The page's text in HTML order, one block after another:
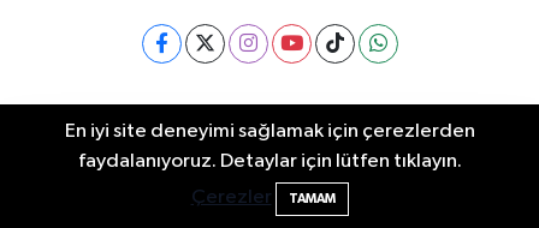
Bartin Namaz Vakitleri
Bartın Trafik Yoğunluk
Haritası
En iyi site deneyimi sağlamak için çerezlerden
faydalanıyoruz. Detaylar için lütfen tıklayın.
Çerezler
TAMAM
Bartın'da nem oranı yüzde 100'e ulaştı